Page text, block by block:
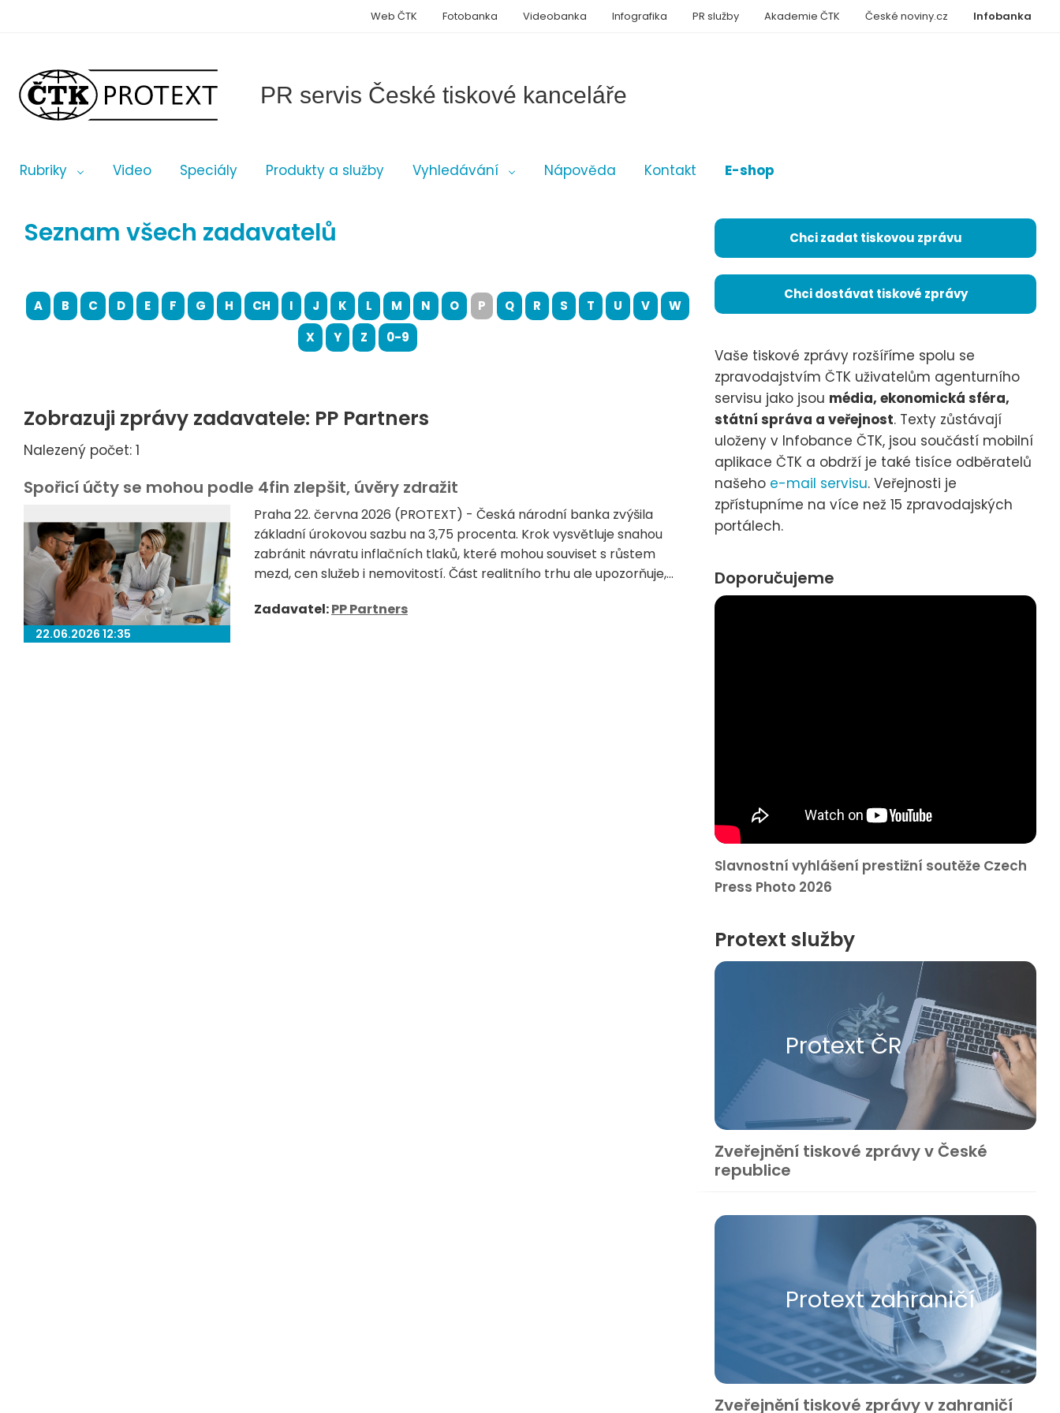
PR servis České tiskové kanceláře
Rubriky Video Speciály Produkty a služby Vyhledávání Nápověda Kontakt E-shop
Infobanka
Web ČTK Fotobanka Videobanka Infografika PR služby Akademie ČTK České noviny.cz
Seznam všech zadavatelů
A B C D E F G H CH I J K L M N O P Q R S T U V
W
X
Y Z 0-9
Zobrazuji zprávy zadavatele: PP Partners
Nalezený počet: 1
Spořicí účty se mohou podle 4fin zlepšit, úvěry zdražit
22.06.2026 12:35
Praha 22. června 2026 (PROTEXT) - Česká národní banka zvýšila
základní úrokovou sazbu na 3,75 procenta. Krok vysvětluje snahou
zabránit návratu inflačních tlaků, které mohou souviset s růstem
mezd, cen služeb i nemovitostí. Část realitního trhu ale upozorňuje,...
Zadavatel:PP Partners
Chci zadat tiskovou zprávu
Chci dostávat tiskové zprávy
Vaše tiskové zprávy rozšíříme spolu se
zpravodajstvím ČTK uživatelům agenturního
servisu jako jsou média, ekonomická sféra,
státní správa a veřejnost. Texty zůstávají
uloženy v Infobance ČTK, jsou součástí mobilní
aplikace ČTK a obdrží je také tisíce odběratelů
našeho e-mail servisu. Veřejnosti je
zpřístupníme na více než 15 zpravodajských
portálech.
Doporučujeme
Slavnostní vyhlášení prestižní soutěže Czech
Press Photo 2026
Protext služby
Protext ČR
Zveřejnění tiskové zprávy v České
republice
Protext zahraničí
Zveřejnění tiskové zprávy v zahraničí